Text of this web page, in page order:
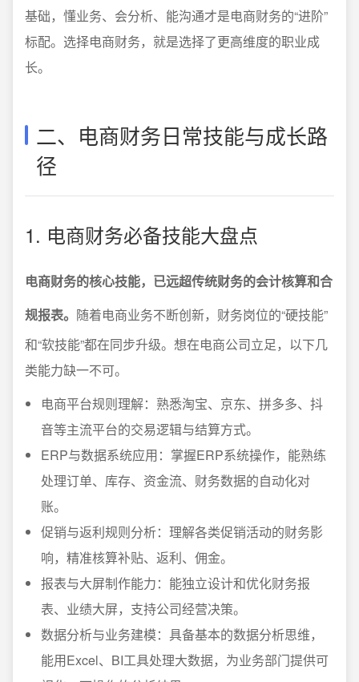
基础，懂业务、会分析、能沟通才是电商财务的“进阶”
标配。选择电商财务，就是选择了更高维度的职业成
长。
二、电商财务日常技能与成长路
径
1. 电商财务必备技能大盘点
电商财务的核心技能，已远超传统财务的会计核算和合
规报表。 随着电商业务不断创新，财务岗位的“硬技能”
和“软技能”都在同步升级。想在电商公司立足，以下几
类能力缺一不可。
电商平台规则理解：熟悉淘宝、京东、拼多多、抖
音等主流平台的交易逻辑与结算方式。
ERP与数据系统应用：掌握ERP系统操作，能熟练
处理订单、库存、资金流、财务数据的自动化对
账。
促销与返利规则分析：理解各类促销活动的财务影
响，精准核算补贴、返利、佣金。
报表与大屏制作能力：能独立设计和优化财务报
表、业绩大屏，支持公司经营决策。
数据分析与业务建模：具备基本的数据分析思维，
能用Excel、BI工具处理大数据，为业务部门提供可